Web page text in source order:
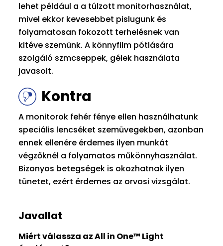
lehet például a a túlzott monitorhasználat,
mivel ekkor kevesebbet pislugunk és
folyamatosan fokozott terhelésnek van
kitéve szemünk. A könnyfilm pótlására
szolgáló szmcseppek, gélek használata
javasolt.
Kontra
A monitorok fehér fénye ellen használhatunk
speciális lencséket szemüvegekben, azonban
ennek ellenére érdemes ilyen munkát
végzőknél a folyamatos műkönnyhasználat.
Bizonyos betegségek is okozhatnak ilyen
tünetet, ezért érdemes az orvosi vizsgálat.
Javallat
Miért válassza az All in One™ Light